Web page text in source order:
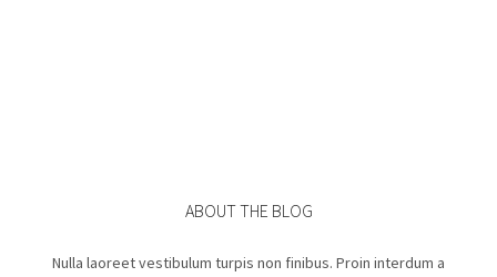
ABOUT THE BLOG
Nulla laoreet vestibulum turpis non finibus. Proin interdum a